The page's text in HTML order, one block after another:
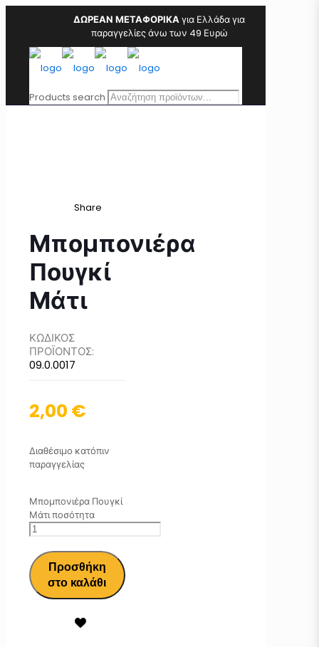
ΔΩΡΕΑΝ ΜΕΤΑΦΟΡΙΚΑγια Ελλάδα για
παραγγελίες άνω των 49 Ευρώ
Products search
Share
Μπομπονιέρα
Πουγκί
Μάτι
ΚΩΔΙΚΟΣ
ΠΡΟΪΟΝΤΟΣ:
09.0.0017
2,00 €
Διαθέσιμο κατόπιν
παραγγελίας
Μπομπονιέρα Πουγκί
Μάτι ποσότητα
Προσθήκη
στο καλάθι